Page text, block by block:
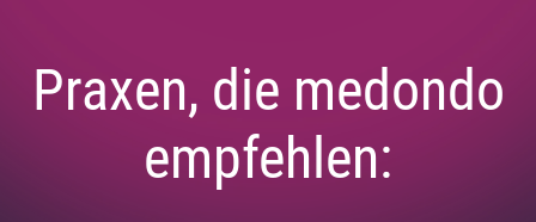
Praxen, die medondo
empfehlen: